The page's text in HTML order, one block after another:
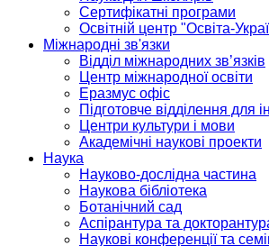
Сертифікатні програми
Освітній центр "Освіта-
Міжнародні зв'язки
Відділ міжнародних зв’язків
Центр міжнародної освіти
Еразмус офіс
Підготовче відділення для
Центри культури і мови
Академічні наукові проекти
Наука
Науково-дослідна частина
Наукова бібліотека
Ботанічний сад
Аспірантура та
Наукові конференції та